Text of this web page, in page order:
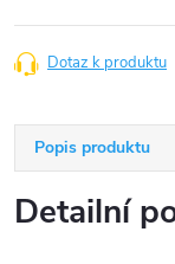
Dotaz k produktu
Popis produktu
Detailní